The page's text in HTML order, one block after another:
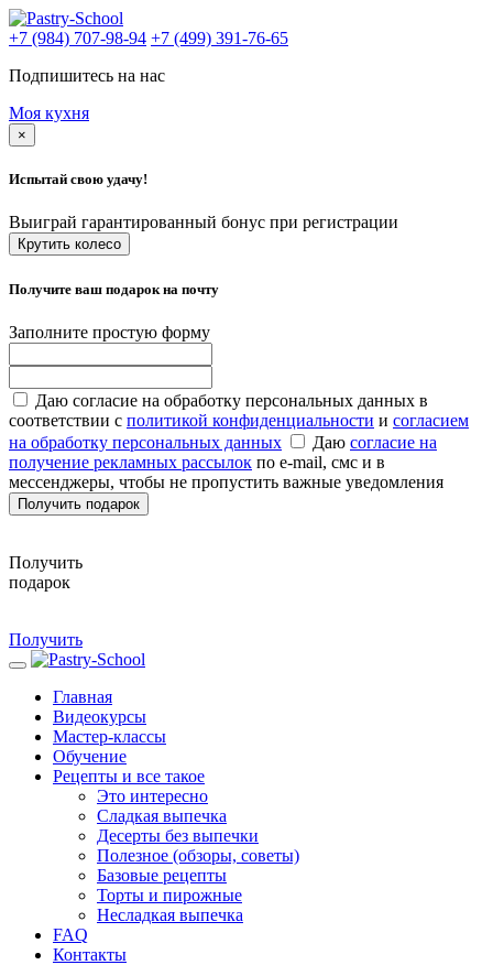
+7 (984) 707-98-94 +7 (499) 391-76-65
Подпишитесь на нас
Моя кухня
×
Испытай свою удачу!
Выиграй гарантированный бонус при регистрации
Крутить колесо
Получите ваш подарок на почту
Заполните простую форму
Даю согласие на обработку персональных данных в
соответствии с политикой конфиденциальности и согласием
на обработку персональных данных
Даю согласие на
получение рекламных рассылок по e-mail, смс и в
мессенджеры, чтобы не пропустить важные уведомления
Получить подарок
Получить
подарок
Получить
Главная
Видеокурсы
Мастер-классы
Обучение
Рецепты и все такое
Это интересно
Сладкая выпечка
Десерты без выпечки
Полезное (обзоры, советы)
Базовые рецепты
Торты и пирожные
Несладкая выпечка
FAQ
Контакты